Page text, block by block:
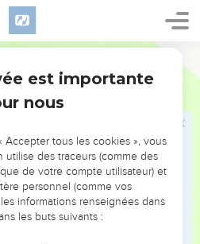
erroné qu’il combat : c’est
d’inspiration grecque, où se
pratiques juives (culte des
sa place unique de seul
les hommes, de seul *Sauveur.
siècle, sont bien connus
l’action de grâces et la
la personne et l’œuvre du
est importante
nous
Accepter tous les cookies », vous
des traceurs (comme des
de votre compte utilisateur) et
personnel (comme vos
informations renseignées dans
les buts suivants :